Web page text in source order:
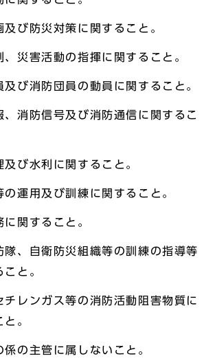
及び防災対策に関すること。
、災害活動の指揮に関すること。
及び消防団員の動員に関すること。
、消防信号及び消防通信に関するこ
及び水利に関すること。
の運用及び訓練に関すること。
に関すること。
隊、自衛防災組織等の訓練の指導等
こと。
チレンガス等の消防活動阻害物質に
。
係の主管に属しないこと。